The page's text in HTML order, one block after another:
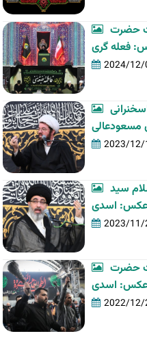
حضرت
فعله گری
2024/12/
2023/12/
سید
عکس: اسدی
2023/11/
حضرت
عکس: اسدی
2022/12/